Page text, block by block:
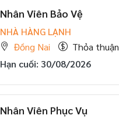
Nhân Viên Bảo Vệ
NHÀ HÀNG LẠNH
Đồng Nai
Thỏa thuận
Hạn cuối: 30/08/2026
Nhân Viên Phục Vụ